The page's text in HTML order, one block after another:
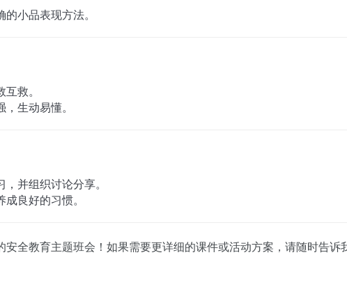
小品表现方法。
救。
生动易懂。
并组织讨论分享。
良好的习惯。
全教育主题班会！如果需要更详细的课件或活动方案，请随时告诉